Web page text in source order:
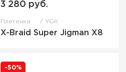
3 280 руб.
Плетенка YGK
X-Braid Super Jigman X8
-50%